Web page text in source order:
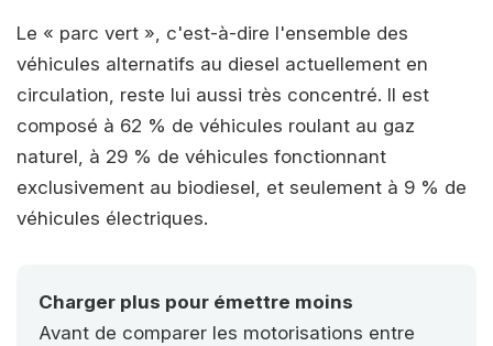
Le « parc vert », c'est-à-dire l'ensemble des
véhicules alternatifs au diesel actuellement en
circulation, reste lui aussi très concentré. Il est
composé à 62 % de véhicules roulant au gaz
naturel, à 29 % de véhicules fonctionnant
exclusivement au biodiesel, et seulement à 9 % de
véhicules électriques.
Charger plus pour émettre moins
Avant de comparer les motorisations entre